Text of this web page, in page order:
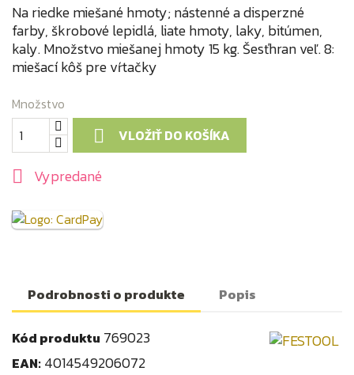
Na riedke miešané hmoty; nástenné a disperzné
farby, škrobové lepidlá, liate hmoty, laky, bitúmen,
kaly. Množstvo miešanej hmoty 15 kg. Šesťhran veľ. 8:
miešací kôš pre vŕtačky
Množstvo
 VLOŽIŤ DO KOŠÍKA
 Vypredané
Podrobnosti o produkte Popis
Kód produktu 769023
EAN: 4014549206072